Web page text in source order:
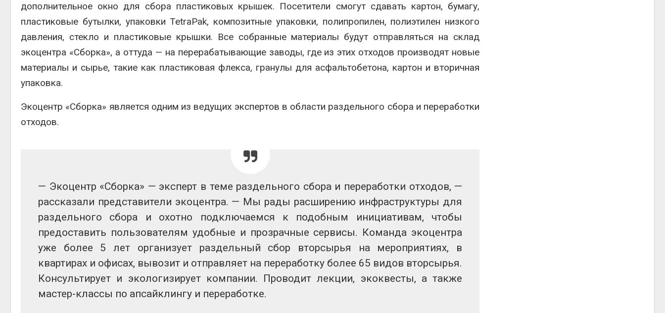
дополнительное окно для сбора пластиковых крышек. Посетители смогут сдавать картон, бумагу,
пластиковые бутылки, упаковки TetraPak, композитные упаковки, полипропилен, полиэтилен низкого
давления, стекло и пластиковые крышки. Все собранные материалы будут отправляться на склад
экоцентра «Сборка», а оттуда — на перерабатывающие заводы, где из этих отходов производят новые
материалы и сырье, такие как пластиковая флекса, гранулы для асфальтобетона, картон и вторичная
упаковка.
Экоцентр «Сборка» является одним из ведущих экспертов в области раздельного сбора и переработки
отходов.
— Экоцентр «Сборка» — эксперт в теме раздельного сбора и переработки отходов, —
рассказали представители экоцентра. — Мы рады расширению инфраструктуры для
раздельного сбора и охотно подключаемся к подобным инициативам, чтобы
предоставить пользователям удобные и прозрачные сервисы. Команда экоцентра
уже более 5 лет организует раздельный сбор вторсырья на мероприятиях, в
квартирах и офисах, вывозит и отправляет на переработку более 65 видов вторсырья.
Консультирует и экологизирует компании. Проводит лекции, экоквесты, а также
мастер-классы по апсайклингу и переработке.